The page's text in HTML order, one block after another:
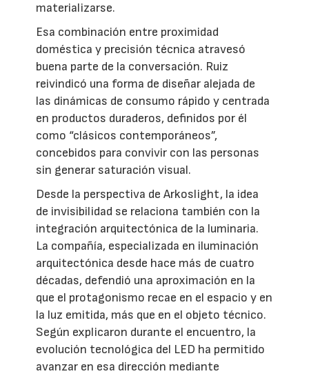
materializarse.
Esa combinación entre proximidad
doméstica y precisión técnica atravesó
buena parte de la conversación. Ruiz
reivindicó una forma de diseñar alejada de
las dinámicas de consumo rápido y centrada
en productos duraderos, definidos por él
como “clásicos contemporáneos”,
concebidos para convivir con las personas
sin generar saturación visual.
Desde la perspectiva de Arkoslight, la idea
de invisibilidad se relaciona también con la
integración arquitectónica de la luminaria.
La compañía, especializada en iluminación
arquitectónica desde hace más de cuatro
décadas, defendió una aproximación en la
que el protagonismo recae en el espacio y en
la luz emitida, más que en el objeto técnico.
Según explicaron durante el encuentro, la
evolución tecnológica del LED ha permitido
avanzar en esa dirección mediante